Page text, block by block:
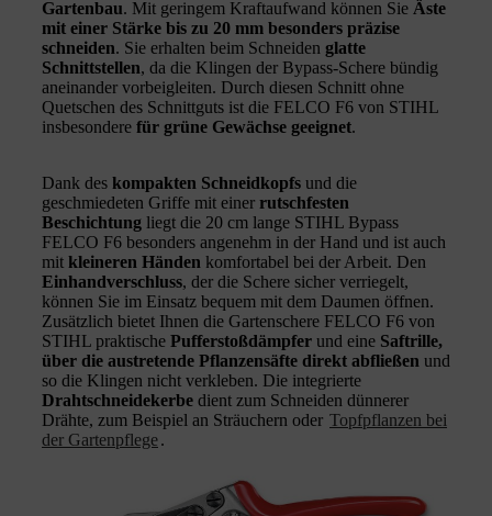
Gartenbau. Mit geringem Kraftaufwand können Sie Äste
mit einer Stärke bis zu 20 mm besonders präzise
schneiden. Sie erhalten beim Schneiden glatte
Schnittstellen, da die Klingen der Bypass-Schere bündig
aneinander vorbeigleiten. Durch diesen Schnitt ohne
Quetschen des Schnittguts ist die FELCO F6 von STIHL
insbesondere für grüne Gewächse geeignet.
Dank des kompakten Schneidkopfs und die
geschmiedeten Griffe mit einer rutschfesten
Beschichtung liegt die 20 cm lange STIHL Bypass
FELCO F6 besonders angenehm in der Hand und ist auch
mit kleineren Händen komfortabel bei der Arbeit. Den
Einhandverschluss, der die Schere sicher verriegelt,
können Sie im Einsatz bequem mit dem Daumen öffnen.
Zusätzlich bietet Ihnen die Gartenschere FELCO F6 von
STIHL praktische Pufferstoßdämpfer und eine Saftrille,
über die austretende Pflanzensäfte direkt abfließen und
so die Klingen nicht verkleben. Die integrierte
Drahtschneidekerbe dient zum Schneiden dünnerer
Drähte, zum Beispiel an Sträuchern oder Topfpflanzen bei
der Gartenpflege.